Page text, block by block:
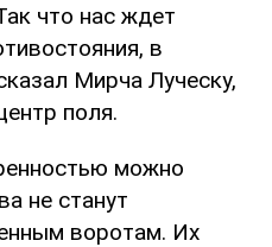
что нас ждет
в
Мирча Луческу,
поля.
можно
не станут
воротам. Их